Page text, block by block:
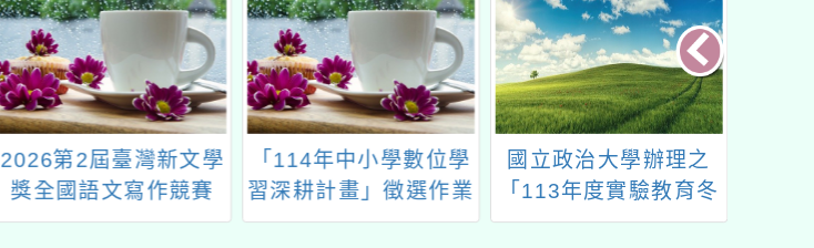
2026第2屆臺灣新文學
獎全國語文寫作競賽
「114年中小學數位學
習深耕計畫」徵選作業
國立政治大學辦理之
「113年度實驗教育冬
季師資培訓課程」計畫